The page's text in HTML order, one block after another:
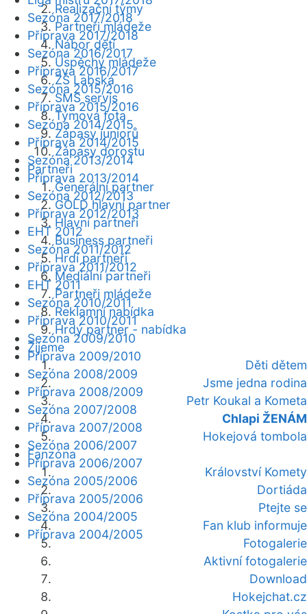
Realizační týmy
Partneři mládeže
Nábor dětí
Úspěchy mládeže
ZŠ Labská
SMS servis
Týmová fota
Zápasy juniorů
Zápasy dorostu
Partneři
Generální partner
GOLD hlavní partner
Hlavní partneři
Business partneři
Hrdí partneři
Mediální partneři
Partneři mládeže
Reklamní nabídka
Hrdý partner - nabídka
Žijeme
Děti dětem
Jsme jedna rodina
Petr Koukal a Kometa
Chlapi ŽENÁM
Hokejová tombola
Fanzóna
Království Komety
Dortiáda
Ptejte se
Fan klub informuje
Fotogalerie
Aktivní fotogalerie
Download
Hokejchat.cz
Sezóna 2017/2018
Příprava 2017/2018
Sezóna 2016/2017
Příprava 2016/2017
Sezóna 2015/2016
Příprava 2015/2016
Sezóna 2014/2015
Příprava 2014/2015
Sezóna 2013/2014
Příprava 2013/2014
Sezóna 2012/2013
Příprava 2012/2013
EHT 2012
Sezóna 2011/2012
Příprava 2011/2012
EHT 2011
Sezóna 2010/2011
Příprava 2010/2011
Sezóna 2009/2010
Příprava 2009/2010
Sezóna 2008/2009
Příprava 2008/2009
Sezóna 2007/2008
Příprava 2007/2008
Sezóna 2006/2007
Příprava 2006/2007
Sezóna 2005/2006
Příprava 2005/2006
Sezóna 2004/2005
Příprava 2004/2005